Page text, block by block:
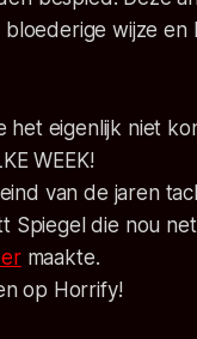
wijze en
het eigenlijk niet
WEEK!
van de jaren
Spiegel die nou
maakte.
op Horrify!